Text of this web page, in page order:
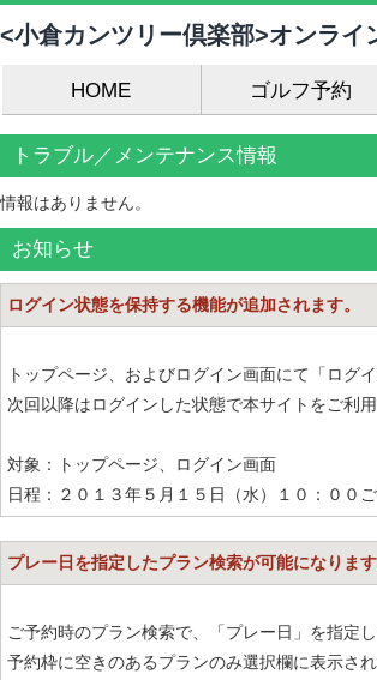
<小倉カンツリー倶楽部>オンライ
HOME ゴルフ予約
トラブル／メンテナンス情報
情報はありません。
お知らせ
ログイン状態を保持する機能が追加されます。
トップページ、およびログイン画面にて「ログ
次回以降はログインした状態で本サイトをご利
対象：トップページ、ログイン画面
日程：２０１３年５月１５日（水）１０：００
プレー日を指定したプラン検索が可能になります
ご予約時のプラン検索で、「プレー日」を指定
予約枠に空きのあるプランのみ選択欄に表示され